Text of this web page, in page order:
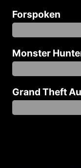
Forspoken
Monster
Grand Theft